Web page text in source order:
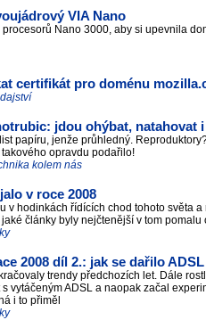
VIA Nano
Nano 3000, aby si upevnila
certifikát pro doménu
jdou ohýbat, natahovat
papíru, jenže průhledný.
opravdu podařilo!
kolem nás
v roce 2008
v hodinkách řídících chod tohoto světa
články byly nejčtenější v tom pomalu
2008 díl 2.: jak se dařilo ADSL
trendy předchozích let. Dále
vytáčeným ADSL a naopak začal
i to přiměl